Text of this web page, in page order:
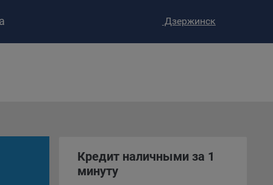
Дзержинск
Кредит наличными за 1
минуту